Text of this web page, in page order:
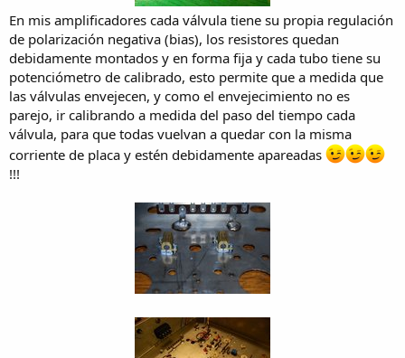
En mis amplificadores cada válvula tiene su propia regulación
de polarización negativa (bias), los resistores quedan
debidamente montados y en forma fija y cada tubo tiene su
potenciómetro de calibrado, esto permite que a medida que
las válvulas envejecen, y como el envejecimiento no es
parejo, ir calibrando a medida del paso del tiempo cada
válvula, para que todas vuelvan a quedar con la misma
corriente de placa y estén debidamente apareadas
!!!